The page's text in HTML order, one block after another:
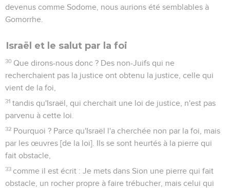
devenus comme Sodome, nous aurions été semblables à
Gomorrhe.
Israël et le salut par la foi
30 Que dirons-nous donc ? Des non-Juifs qui ne
recherchaient pas la justice ont obtenu la justice, celle qui
vient de la foi,
31 tandis qu'Israël, qui cherchait une loi de justice, n'est pas
parvenu à cette loi.
32 Pourquoi ? Parce qu'Israël l'a cherchée non par la foi, mais
par les œuvres [de la loi]. Ils se sont heurtés à la pierre qui
fait obstacle,
33 comme il est écrit : Je mets dans Sion une pierre qui fait
obstacle, un rocher propre à faire trébucher, mais celui qui